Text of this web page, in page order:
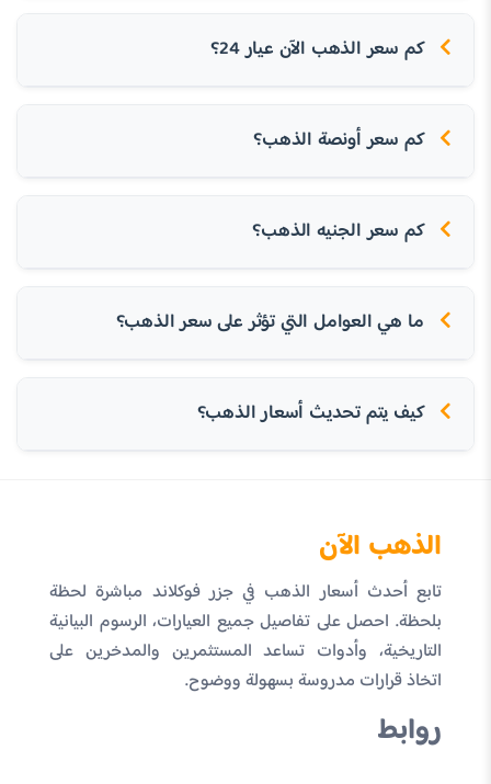
كم سعر الذهب الآن عيار 24؟
كم سعر أونصة الذهب؟
كم سعر الجنيه الذهب؟
ما هي العوامل التي تؤثر على سعر الذهب؟
كيف يتم تحديث أسعار الذهب؟
الذهب الآن
تابع أحدث أسعار الذهب في جزر فوكلاند مباشرة لحظة
بلحظة. احصل على تفاصيل جميع العيارات، الرسوم البيانية
التاريخية، وأدوات تساعد المستثمرين والمدخرين على
اتخاذ قرارات مدروسة بسهولة ووضوح.
روابط